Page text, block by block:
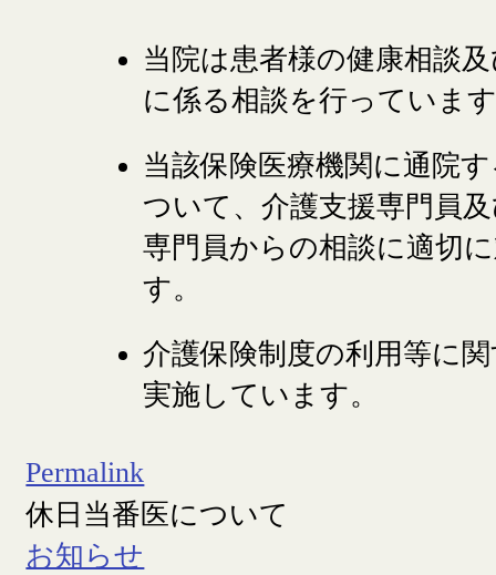
当院は患者様の健康相談
に係る相談を行っていま
当該保険医療機関に通院
ついて、介護支援専門員
専門員からの相談に適切
す。
介護保険制度の利用等に
実施しています。
Permalink
休日当番医について
お知らせ